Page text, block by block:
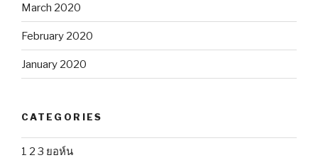
March 2020
February 2020
January 2020
CATEGORIES
1 2 3 ยอห์น